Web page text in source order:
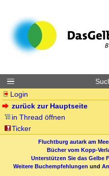
Login
zurück zur Hauptseite
in Thread öffnen
Ticker
Fluchtburg autark am
Bücher vom Kopp-
Unterstützen Sie das Gelbe
Weitere Buchempfehlungen und